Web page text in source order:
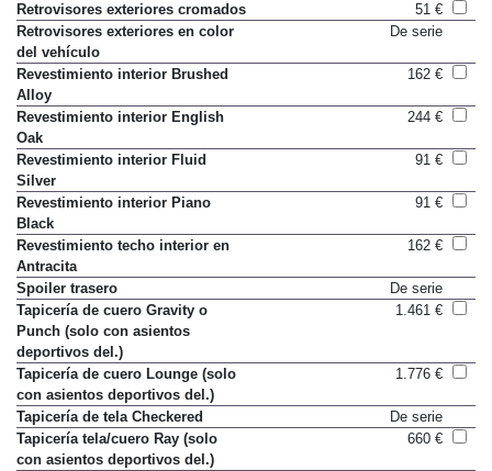
Retrovisores exteriores cromados
51 €
Retrovisores exteriores en color
del vehículo
De serie
Revestimiento interior Brushed
Alloy
162 €
Revestimiento interior English
Oak
244 €
Revestimiento interior Fluid
Silver
91 €
Revestimiento interior Piano
Black
91 €
Revestimiento techo interior en
Antracita
162 €
Spoiler trasero
De serie
Tapicería de cuero Gravity o
Punch (solo con asientos
deportivos del.)
1.461 €
Tapicería de cuero Lounge (solo
con asientos deportivos del.)
1.776 €
Tapicería de tela Checkered
De serie
Tapicería tela/cuero Ray (solo
con asientos deportivos del.)
660 €